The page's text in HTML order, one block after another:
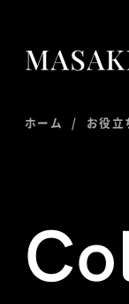
ホーム お役立